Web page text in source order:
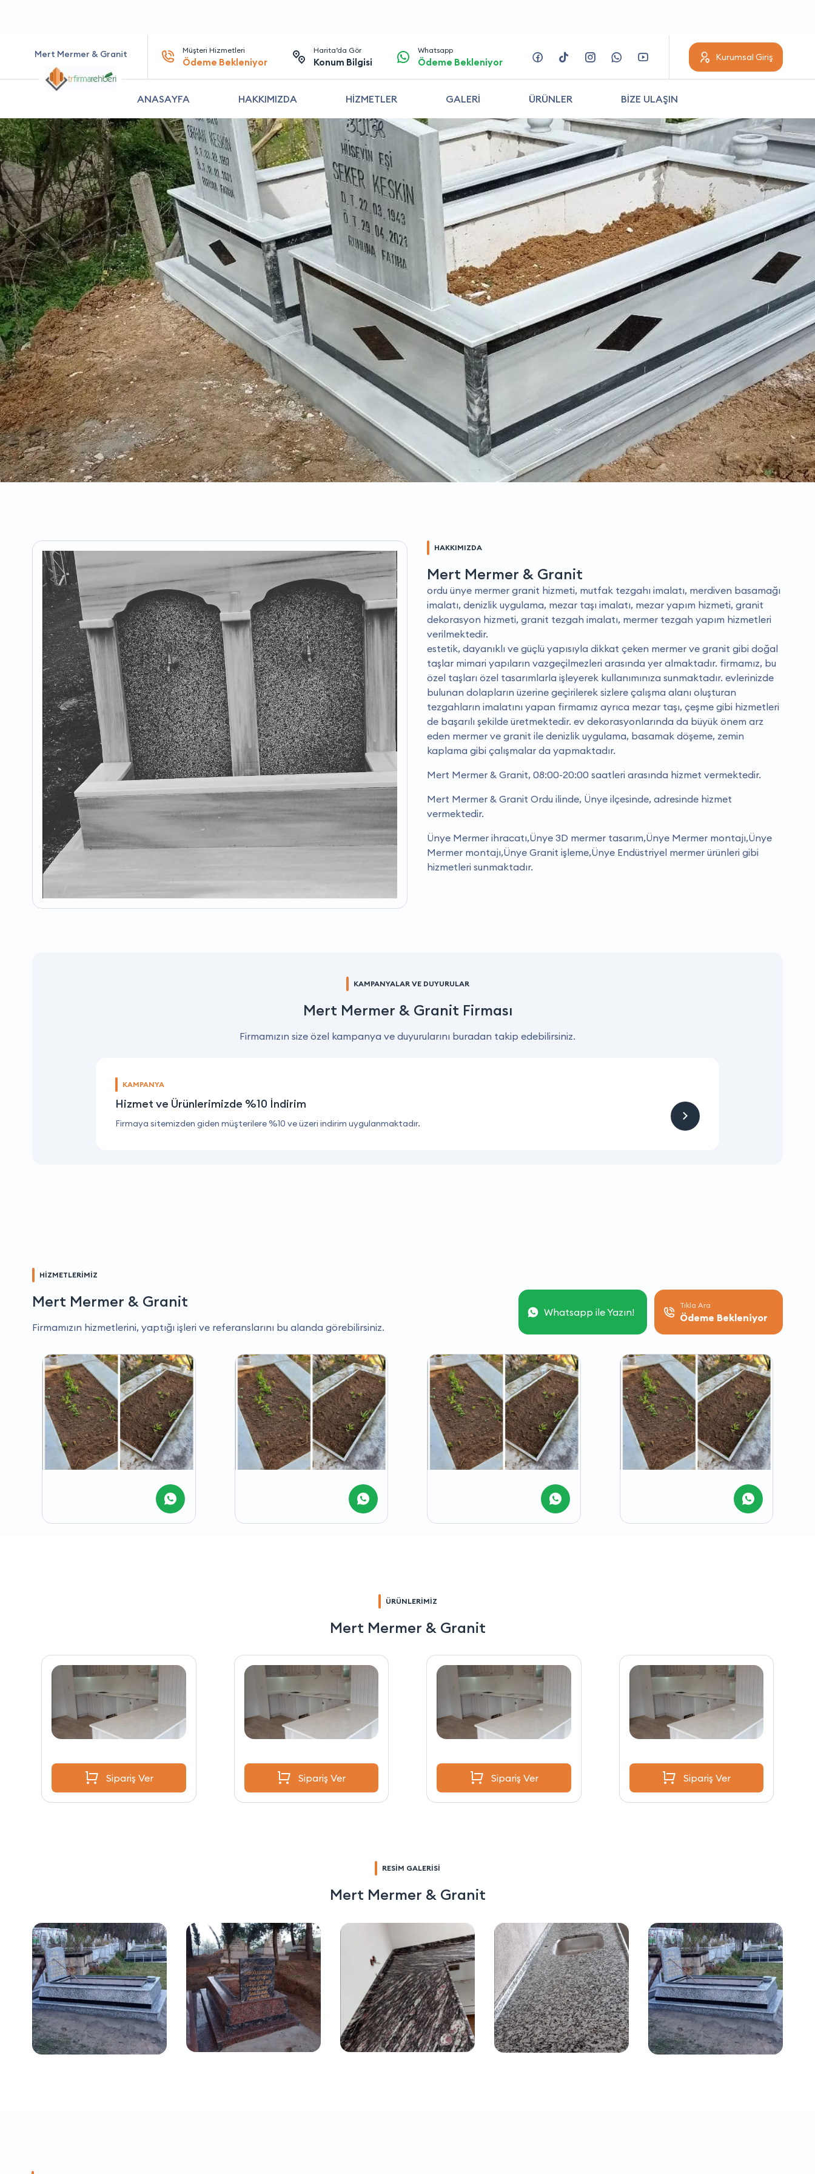
Mert Mermer & Granit Müşteri Hizmetleri
Ödeme Bekleniyor
Harita’da Gör
Konum Bilgisi
Whatsapp
Ödeme Bekleniyor Kurumsal Giriş
ANASAYFA HAKKIMIZDA HİZMETLER GALERİ ÜRÜNLER BİZE ULAŞIN
HAKKIMIZDA
Mert Mermer & Granit
ordu ünye mermer granit hizmeti, mutfak tezgahı imalatı, merdiven basamağı
imalatı, denizlik uygulama, mezar taşı imalatı, mezar yapım hizmeti, granit
dekorasyon hizmeti, granit tezgah imalatı, mermer tezgah yapım hizmetleri
verilmektedir.
estetik, dayanıklı ve güçlü yapısıyla dikkat çeken mermer ve granit gibi doğal
taşlar mimari yapıların vazgeçilmezleri arasında yer almaktadır. firmamız, bu
özel taşları özel tasarımlarla işleyerek kullanımınıza sunmaktadır. evlerinizde
bulunan dolapların üzerine geçirilerek sizlere çalışma alanı oluşturan
tezgahların imalatını yapan firmamız ayrıca mezar taşı, çeşme gibi hizmetleri
de başarılı şekilde üretmektedir. ev dekorasyonlarında da büyük önem arz
eden mermer ve granit ile denizlik uygulama, basamak döşeme, zemin
kaplama gibi çalışmalar da yapmaktadır.
Mert Mermer & Granit, 08:00-20:00 saatleri arasında hizmet vermektedir.
Mert Mermer & Granit Ordu ilinde, Ünye ilçesinde, adresinde hizmet
vermektedir.
Ünye Mermer ihracatı,Ünye 3D mermer tasarım,Ünye Mermer montajı,Ünye
Mermer montajı,Ünye Granit işleme,Ünye Endüstriyel mermer ürünleri gibi
hizmetleri sunmaktadır.
KAMPANYALAR VE DUYURULAR
Mert Mermer & Granit Firması
Firmamızın size özel kampanya ve duyurularını buradan takip edebilirsiniz.
KAMPANYA
Hizmet ve Ürünlerimizde %10 İndirim
Firmaya sitemizden giden müşterilere %10 ve üzeri indirim uygulanmaktadır.
HİZMETLERİMİZ
Mert Mermer & Granit
Firmamızın hizmetlerini, yaptığı işleri ve referanslarını bu alanda görebilirsiniz.
Whatsapp ile Yazın!
Tıkla Ara
Ödeme Bekleniyor
ÜRÜNLERİMİZ
Mert Mermer & Granit
Sipariş Ver Sipariş Ver Sipariş Ver Sipariş Ver
RESİM GALERİSİ
Mert Mermer & Granit